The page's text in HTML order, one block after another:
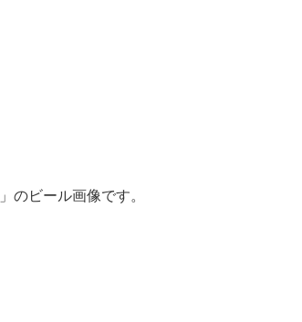
」のビール画像です。